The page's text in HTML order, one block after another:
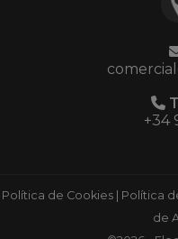
+34
Política de Cookies Política
de